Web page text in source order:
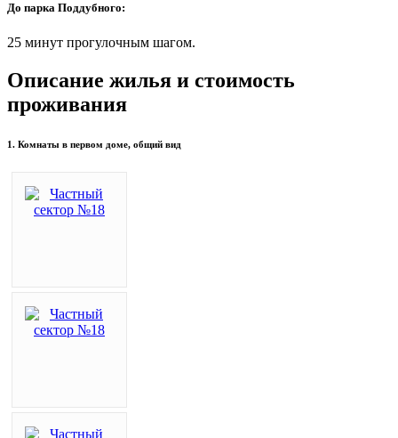
До парка Поддубного:
25 минут прогулочным шагом.
Описание жилья и стоимость
проживания
1. Комнаты в первом доме, общий вид